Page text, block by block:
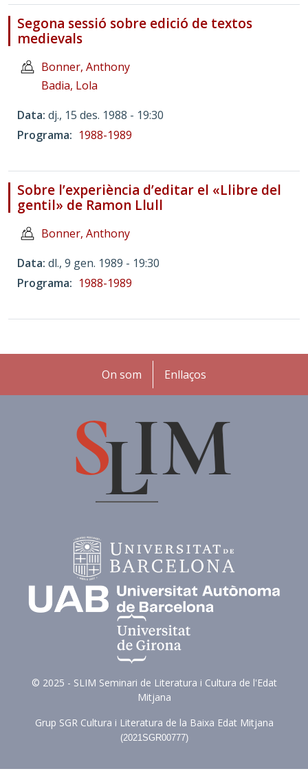
Segona sessió sobre edició de textos
medievals
Bonner, Anthony
Badia, Lola
Data dj., 15 des. 1988 - 19:30
Programa
1988-1989
Sobre l’experiència d’editar el «Llibre del
gentil» de Ramon Llull
Bonner, Anthony
Data dl., 9 gen. 1989 - 19:30
Programa
1988-1989
Peu
On som Enllaços
© 2025 - SLIM Seminari de Literatura i Cultura de l'Edat
Mitjana
Grup SGR Cultura i Literatura de la Baixa Edat Mitjana
(2021SGR00777)